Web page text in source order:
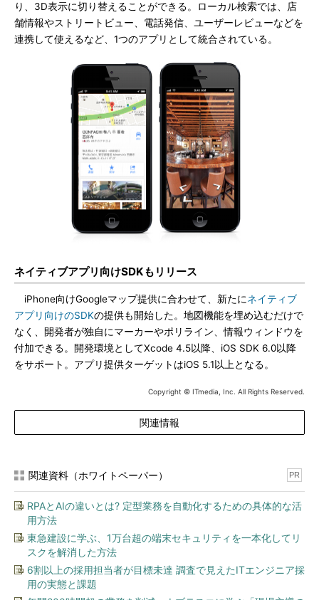
り、3D表示に切り替えることができる。ローカル検索では、店
舗情報やストリートビュー、電話発信、ユーザーレビューなどを
連携して使えるなど、1つのアプリとして統合されている。
ネイティブアプリ向けSDKもリリース
iPhone向けGoogleマップ提供に合わせて、新たにネイティブ
アプリ向けのSDKの提供も開始した。地図機能を埋め込むだけで
なく、開発者が独自にマーカーやポリライン、情報ウィンドウを
付加できる。開発環境としてXcode 4.5以降、iOS SDK 6.0以降
をサポート。アプリ提供ターゲットはiOS 5.1以上となる。
Copyright © ITmedia, Inc. All Rights Reserved.
関連情報
関連資料（ホワイトペーパー） PR
RPAとAIの違いとは? 定型業務を自動化するための具体的な活
用方法
東急建設に学ぶ、1万台超の端末セキュリティを一本化してリ
スクを解消した方法
6割以上の採用担当者が目標未達 調査で見えたITエンジニア採
用の実態と課題